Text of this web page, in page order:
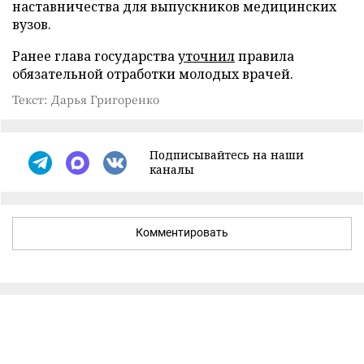
наставничества для выпускников медицинских
вузов.
Ранее глава государствауточнилправила
обязательной отработки молодых врачей.
Текст: Дарья Григоренко
Подписывайтесь на наши
каналы
Комментировать